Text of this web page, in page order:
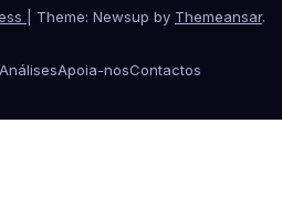
Theme: Newsup by Themeansar.
AnálisesApoia-nosContactos